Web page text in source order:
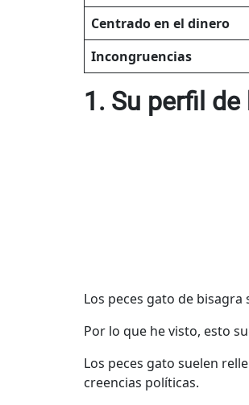
Centrado en el dinero
Incongruencias
1. Su perfil
Los peces gato de
Por lo que he visto, esto
Los peces gato suelen
creencias políticas.